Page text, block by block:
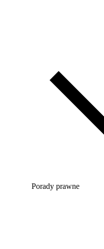
Porady prawne